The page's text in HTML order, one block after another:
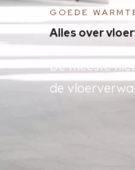
GOEDE
Alles over
De meeste
de